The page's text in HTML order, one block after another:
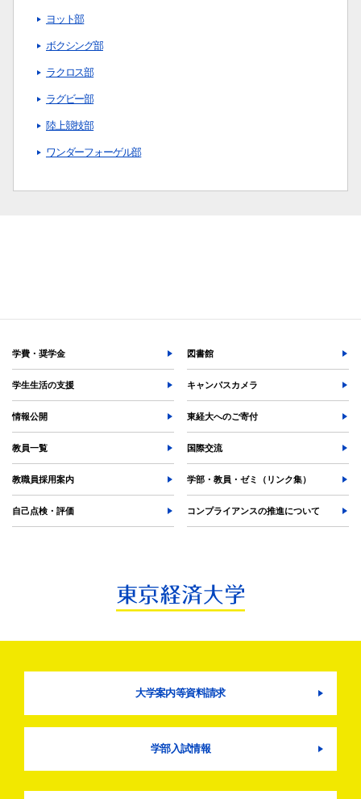
ヨット部
ボクシング部
ラクロス部
ラグビー部
陸上競技部
ワンダーフォーゲル部
学費・奨学金 図書館
学生生活の支援 キャンパスカメラ
情報公開 東経大へのご寄付
教員一覧 国際交流
教職員採用案内 学部・教員・ゼミ（リンク集）
自己点検・評価 コンプライアンスの推進について
大学案内等資料請求
学部入試情報